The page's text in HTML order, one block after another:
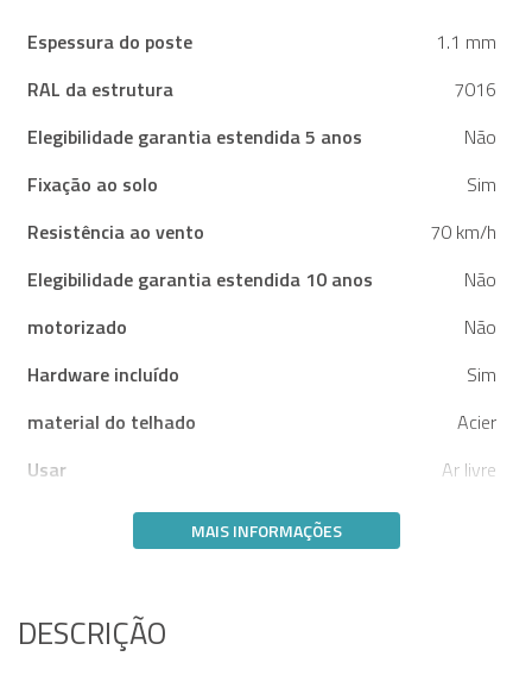
Espessura do poste
1.1 mm
RAL da estrutura
7016
Elegibilidade garantia estendida 5 anos
Não
Fixação ao solo
Sim
Resistência ao vento
70 km/h
Elegibilidade garantia estendida 10 anos
Não
motorizado
Não
Hardware incluído
Sim
material do telhado
Acier
Usar
Ar livre
MAIS INFORMAÇÕES
DESCRIÇÃO